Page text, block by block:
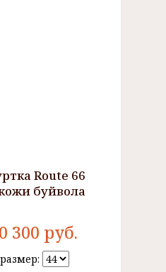
Route 66
буйвола
300 руб.